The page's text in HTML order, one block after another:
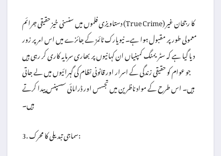
دستاویزی فلموں میں سنسنی خیز حقیقی جرائم (True Crime) کا رجحان غیر
معمولی طور پر مقبول ہوا ہے۔ نیویارک ٹائمز کے جائزے میں اس امر پر زور
دیا گیا ہے کہ سٹریمنگ کمپنیاں ان کہانیوں پر بھاری سرمایہ کاری کر رہی ہیں
جو عوام کو حقیقی زندگی کے اسرار اور قانونی نظام کی گہرائیوں میں لے جاتی
ہیں۔ اس طرح کے مواد ناظرین میں تجسس اور ڈرامائی سسپنس پیدا کرتے
ہیں۔
3. سماجی تبدیلی کا محرک: